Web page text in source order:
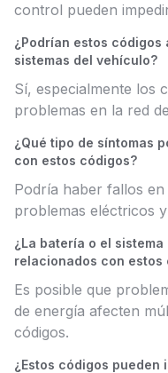
control pueden
¿Podrían estos
sistemas del vehículo?
Sí, especialmente los
problemas en la red
¿Qué tipo de síntomas
con estos códigos?
Podría haber fallos
problemas eléctricos
¿La batería o el
relacionados con estos
Es posible que
de energía afecten
códigos.
¿Estos códigos